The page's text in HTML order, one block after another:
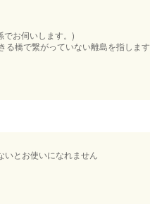
でお伺いします。)
る橋で繋がっていない離島を指します
いとお使いになれません